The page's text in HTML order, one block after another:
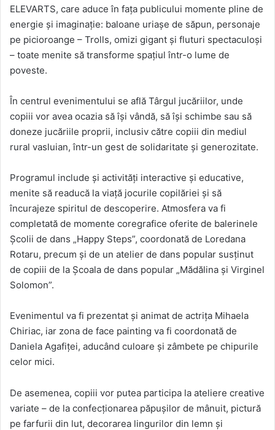
ELEVARTS, care aduce în fața publicului momente pline de
energie și imaginație: baloane uriașe de săpun, personaje
pe picioroange – Trolls, omizi gigant și fluturi spectaculoși
– toate menite să transforme spațiul într-o lume de
poveste.
În centrul evenimentului se află Târgul jucăriilor, unde
copiii vor avea ocazia să își vândă, să își schimbe sau să
doneze jucăriile proprii, inclusiv către copiii din mediul
rural vasluian, într-un gest de solidaritate și generozitate.
Programul include și activități interactive și educative,
menite să readucă la viață jocurile copilăriei și să
încurajeze spiritul de descoperire. Atmosfera va fi
completată de momente coregrafice oferite de balerinele
Școlii de dans „Happy Steps”, coordonată de Loredana
Rotaru, precum și de un atelier de dans popular susținut
de copiii de la Școala de dans popular „Mădălina și Virginel
Solomon”.
Evenimentul va fi prezentat și animat de actrița Mihaela
Chiriac, iar zona de face painting va fi coordonată de
Daniela Agafiței, aducând culoare și zâmbete pe chipurile
celor mici.
De asemenea, copiii vor putea participa la ateliere creative
variate – de la confecționarea păpușilor de mânuit, pictură
pe farfurii din lut, decorarea lingurilor din lemn și